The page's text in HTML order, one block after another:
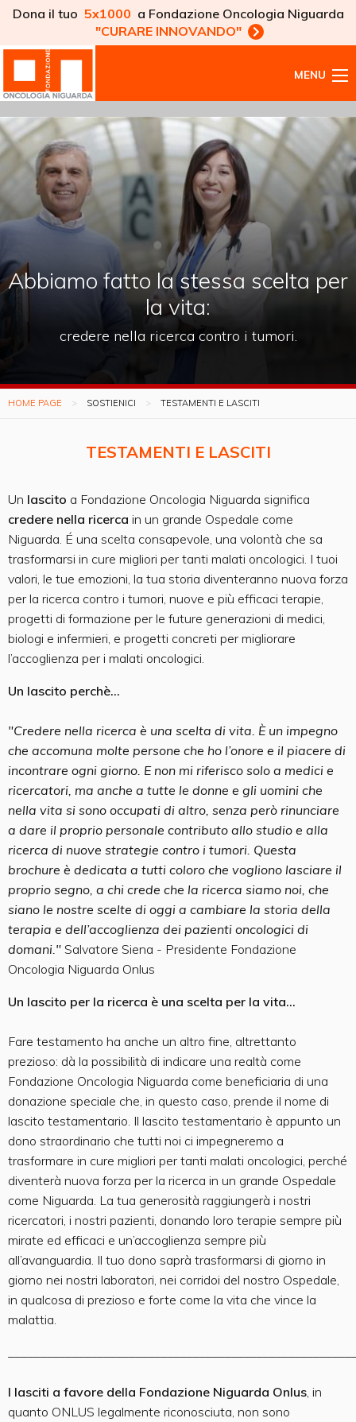
Dona il tuo 5x1000 a Fondazione Oncologia Niguarda
"CURARE INNOVANDO"
MENU
Abbiamo fatto la stessa scelta per
la vita:
credere nella ricerca contro i tumori.
HOME PAGE SOSTIENICI TESTAMENTI E LASCITI
TESTAMENTI E LASCITI
Un lascito a Fondazione Oncologia Niguarda significa
credere nella ricerca in un grande Ospedale come
Niguarda. É una scelta consapevole, una volontà che sa
trasformarsi in cure migliori per tanti malati oncologici. I tuoi
valori, le tue emozioni, la tua storia diventeranno nuova forza
per la ricerca contro i tumori, nuove e più efficaci terapie,
progetti di formazione per le future generazioni di medici,
biologi e infermieri, e progetti concreti per migliorare
l’accoglienza per i malati oncologici.
Un lascito perchè...
"Credere nella ricerca è una scelta di vita. È un impegno
che accomuna molte persone che ho l’onore e il piacere di
incontrare ogni giorno. E non mi riferisco solo a medici e
ricercatori, ma anche a tutte le donne e gli uomini che
nella vita si sono occupati di altro, senza però rinunciare
a dare il proprio personale contributo allo studio e alla
ricerca di nuove strategie contro i tumori. Questa
brochure è dedicata a tutti coloro che vogliono lasciare il
proprio segno, a chi crede che la ricerca siamo noi, che
siano le nostre scelte di oggi a cambiare la storia della
terapia e dell’accoglienza dei pazienti oncologici di
domani." Salvatore Siena - Presidente Fondazione
Oncologia Niguarda Onlus
Un lascito per la ricerca è una scelta per la vita...
Fare testamento ha anche un altro fine, altrettanto
prezioso: dà la possibilità di indicare una realtà come
Fondazione Oncologia Niguarda come beneficiaria di una
donazione speciale che, in questo caso, prende il nome di
lascito testamentario. Il lascito testamentario è appunto un
dono straordinario che tutti noi ci impegneremo a
trasformare in cure migliori per tanti malati oncologici, perché
diventerà nuova forza per la ricerca in un grande Ospedale
come Niguarda. La tua generosità raggiungerà i nostri
ricercatori, i nostri pazienti, donando loro terapie sempre più
mirate ed efficaci e un’accoglienza sempre più
all’avanguardia. Il tuo dono saprà trasformarsi di giorno in
giorno nei nostri laboratori, nei corridoi del nostro Ospedale,
in qualcosa di prezioso e forte come la vita che vince la
malattia.
I lasciti a favore della Fondazione Niguarda Onlus , in
quanto ONLUS legalmente riconosciuta, non sono